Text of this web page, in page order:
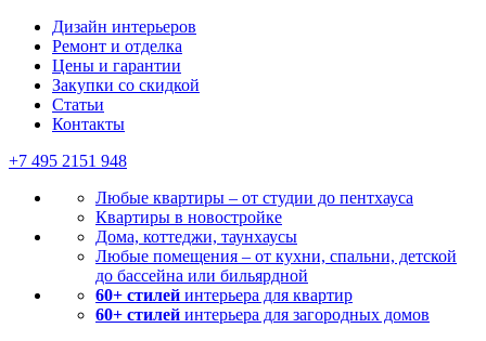
Дизайн интерьеров
Ремонт и отделка
Цены и гарантии
Закупки со скидкой
Статьи
Контакты
+7 495 2151 948
Любые квартиры – от студии до пентхауса
Квартиры в новостройке
Дома, коттеджи, таунхаусы
Любые помещения – от кухни, спальни, детской
до бассейна или бильярдной
60+ стилей интерьера для квартир
60+ стилей интерьера для загородных домов